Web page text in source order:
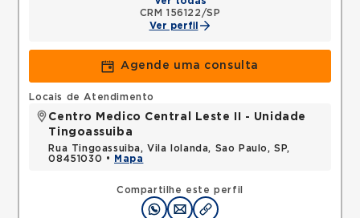
CRM 156122/SP
Ver perfil
Agende uma consulta
Compartilhe este perfil
Locais de Atendimento
Centro Medico Central Leste II - Unidade
Tingoassuiba
Rua Tingoassuiba, Vila Iolanda, Sao Paulo, SP,
08451030 •
Mapa